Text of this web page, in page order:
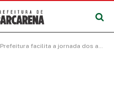
Prefeitura facilita a jornada dos agentes comunitários de saúde e de endemias com tecnologia, equipamentos e novos materiais de trabalho